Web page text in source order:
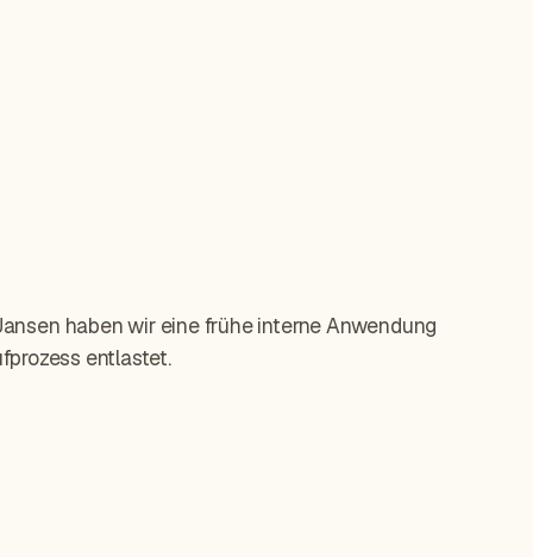
haben wir eine frühe interne Anwendung
entlastet.